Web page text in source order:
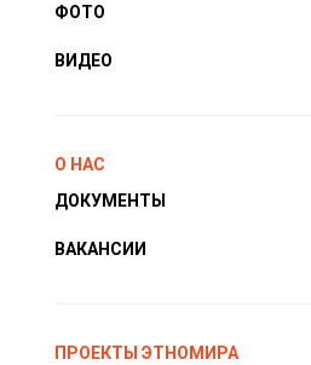
ФОТО
ВИДЕО
О НАС
ДОКУМЕНТЫ
ВАКАНСИИ
ПРОЕКТЫ ЭТНОМИРА